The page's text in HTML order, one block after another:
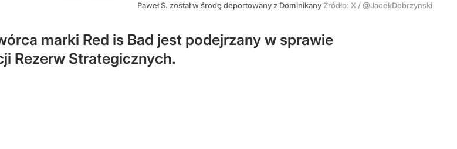
Paweł S. został w środę deportowany z Dominikany Źródło: X /@JacekDobrzynski
marki Red is Bad jest podejrzany w sprawie
Rezerw Strategicznych.